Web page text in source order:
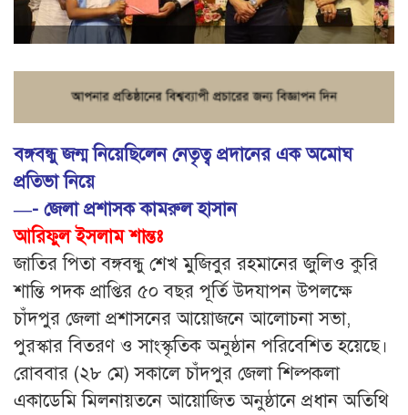
বঙ্গবন্ধু জন্ম নিয়েছিলেন নেতৃত্ব প্রদানের এক অমোঘ
প্রতিভা নিয়ে
—- জেলা প্রশাসক কামরুল হাসান
আরিফুল ইসলাম শান্তঃ
জাতির পিতা বঙ্গবন্ধু শেখ মুজিবুর রহমানের জুলিও কুরি
শান্তি পদক প্রাপ্তির ৫০ বছর পূর্তি উদযাপন উপলক্ষে
চাঁদপুর জেলা প্রশাসনের আয়োজনে আলোচনা সভা,
পুরস্কার বিতরণ ও সাংস্কৃতিক অনুষ্ঠান পরিবেশিত হয়েছে।
রোববার (২৮ মে) সকালে চাঁদপুর জেলা শিল্পকলা
একাডেমি মিলনায়তনে আয়োজিত অনুষ্ঠানে প্রধান অতিথি